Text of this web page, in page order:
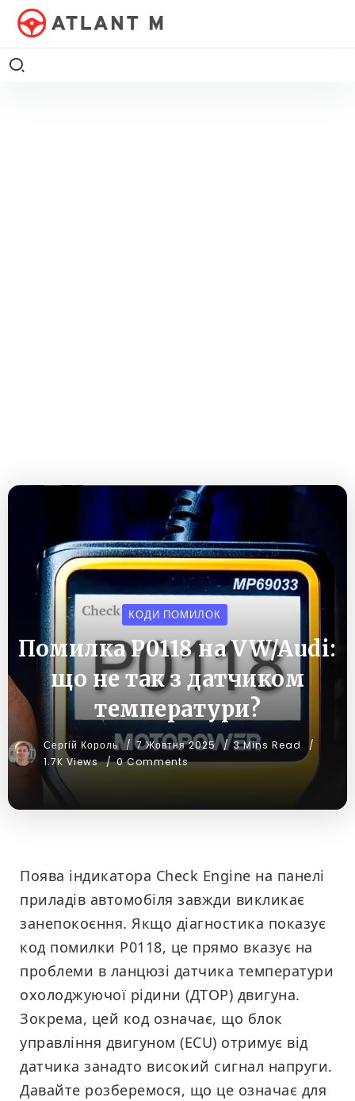
КОДИ ПОМИЛОК
Помилка P0118 на VW/Audi:
що не так з датчиком
температури?
Сергій Король 7 Жовтня 2025
3 Mins Read
1.7K Views
0 Comments
Поява індикатора Check Engine на панелі
приладів автомобіля завжди викликає
занепокоєння. Якщо діагностика показує
код помилки P0118, це прямо вказує на
проблеми в ланцюзі датчика температури
охолоджуючої рідини (ДТОР) двигуна.
Зокрема, цей код означає, що блок
управління двигуном (ECU) отримує від
датчика занадто високий сигнал напруги.
Давайте розберемося, що це означає для